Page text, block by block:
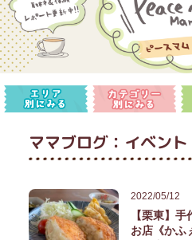
ママブログ：イベン
2022/05/12
【栗東】
お店《か